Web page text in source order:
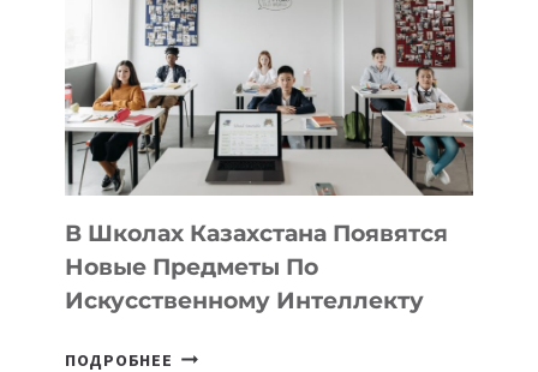
VELOCITY
BY
MOST
—
МЕЖДУНАРОДНУЮ
ПРОГРАММУ
ДЛЯ
ТЕХНОЛОГИЧЕСКИХ
В Школах Казахстана Появятся
Новые Предметы По
Искусственному Интеллекту
ПОДРОБНЕЕ В